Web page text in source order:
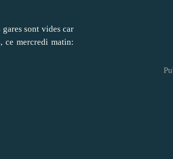
gares sont vides car
ce mercredi matin: